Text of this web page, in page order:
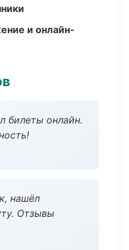
и онлайн-
билеты онлайн.
нашёл
Отзывы